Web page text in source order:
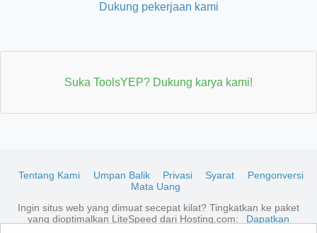
Dukung pekerjaan kami
Suka ToolsYEP? Dukung karya kami!
Tentang Kami Umpan Balik Privasi Syarat
Pengonversi
Mata Uang
Ingin situs web yang dimuat secepat kilat? Tingkatkan ke paket
yang dioptimalkan LiteSpeed dari Hosting.com:
Dapatkan